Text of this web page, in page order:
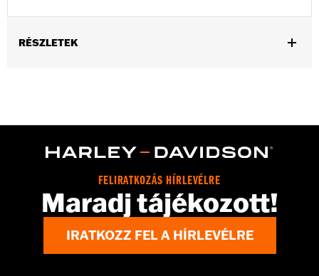
RÉSZLETEK
Cuffs,Adjustable Waist,Two-way Zipper Front,Zipper Pockets,
Interior Zipper ,Reflective , Armor Included,Armor Pockets
for full details
Jacket Style:Moto
Imported
FELIRATKOZÁS HÍRLEVÉLRE
Maradj tájékozott!
IRATKOZZ FEL A HÍRLEVÉLRE